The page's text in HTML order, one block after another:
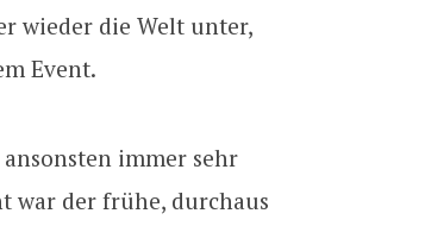
wieder die Welt unter,
Event.
ansonsten immer sehr
war der frühe, durchaus